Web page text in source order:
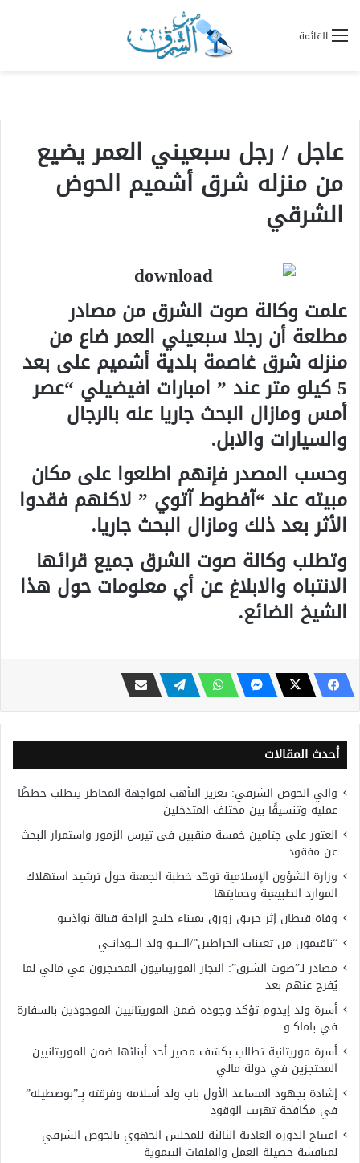
القائمة
عاجل / رجل سبعيني العمر يضيع
من منزله شرق أشميم الحوض
الشرقي
علمت وكالة صوت الشرق من مصادر
مطلعة أن رجلا سبعيني العمر ضاع من
منزله شرق غاصمة بلدية أشميم على بعد
5 كيلو متر عند ” امبارات افيضيلي “عصر
أمس ومازال البحث جاريا عنه بالرجال
والسيارات والابل.
وحسب المصدر فإنهم اطلعوا على مكان
مبيته عند “آفطوط آتوي ” لاكنهم فقدوا
الأثر بعد ذلك ومازال البحث جاريا.
وتطلب وكالة صوت الشرق جميع قرائها
الانتباه والابلاغ عن أي معلومات حول هذا
الشيخ الضائع.
أحدث المقالات
والي الحوض الشرقي: تعزيز التأهب لمواجهة المخاطر يتطلب خططًا
عملية وتنسيقًا بين مختلف المتدخلين
العثور على جثامين خمسة منقبين في تيرس الزمور واستمرار البحث
عن مفقود
وزارة الشؤون الإسلامية توحّد خطبة الجمعة حول ترشيد استهلاك
الموارد الطبيعية وحمايتها
وفاة قبطان إثر حريق زورق بميناء خليج الراحة قبالة نواذيبو
“ناقيمون من تعينات الحراطين”/الـــبـو ولد الـــودانــي
مصادر لـ”صوت الشرق”: التجار الموريتانيون المحتجزون في مالي لما
يُفرج عنهم بعد
أسرة ولد إيدوم تؤكد وجوده ضمن الموريتانيين الموجودين بالسفارة
في باماكــو
أسرة موريتانية تطالب بكشف مصير أحد أبنائها ضمن الموريتانيين
المحتجزين في دولة مالي
إشادة بجهود المساعد الأول باب ولد أسلامه وفرقته بِــ”بوصطيله”
في مكافحة تهريب الوقود
افتتاح الدورة العادية الثالثة للمجلس الجهوي بالحوض الشرقي
لمناقشة حصيلة العمل والملفات التنموية